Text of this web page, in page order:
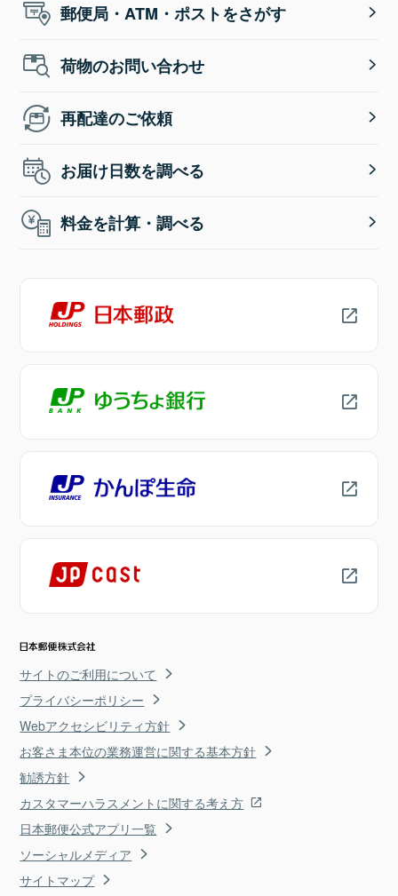
郵便局・ATM・ポストをさがす
荷物のお問い合わせ
再配達のご依頼
お届け日数を調べる
料金を計算・調べる
サイトのご利用について
プライバシーポリシー
Webアクセシビリティ方針
お客さま本位の業務運営に関する基本方針
勧誘方針
カスタマーハラスメントに関する考え方
日本郵便公式アプリ一覧
ソーシャルメディア
サイトマップ